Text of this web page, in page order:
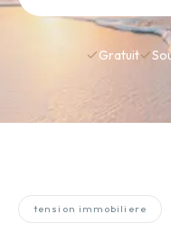
Gratuit
tension immobiliere